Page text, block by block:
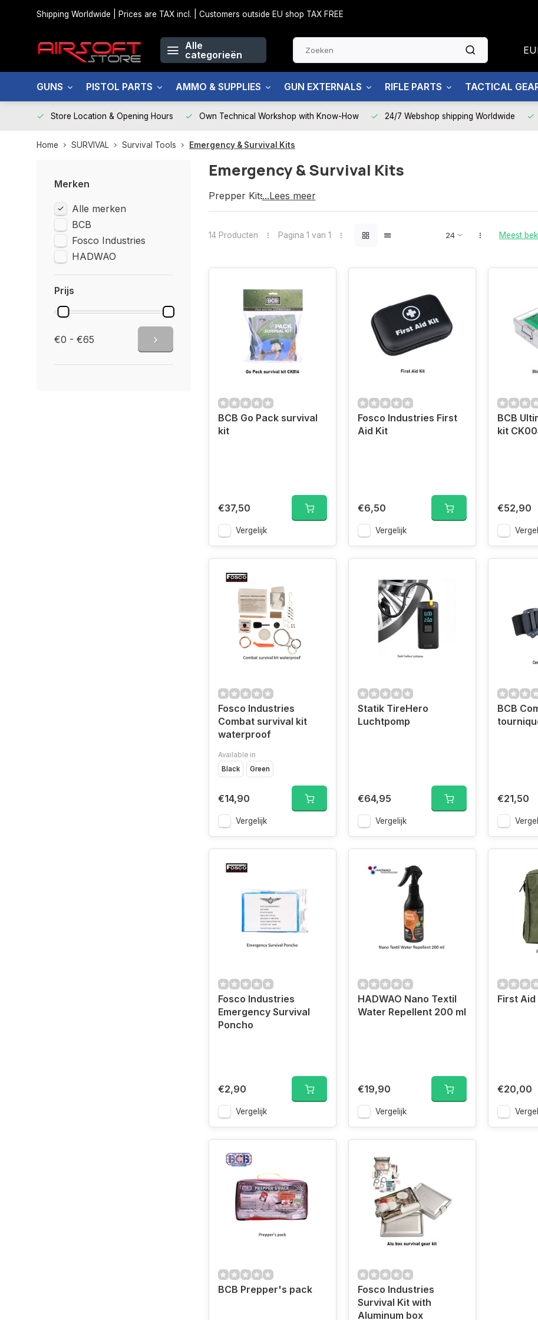
Shipping Worldwide | Prices are TAX incl. | Customers outside EU shop TAX FREE
Alle
categorieën
GUNS PISTOL PARTS AMMO & SUPPLIES GUN EXTERNALS RIFLE PARTS TACTICAL
Store Location & Opening Hours Own Technical Workshop with Know-How 24/7 Webshop shipping Worldwide
Home SURVIVAL Survival Tools Emergency & Survival Kits
Merken
Alle merken
BCB
Fosco Industries
HADWAO
Prijs
€0 - €65
Emergency & Survival Kits
Prepper Kits
Survival Kits
Waterproof survival kits
...Lees meer
14 Producten Pagina 1 van 1 Meest
BCB Go Pack survival
kit
€37,50
Vergelijk
Fosco Industries First
Aid Kit
€6,50
Vergelijk
BCB
kit
€52,90
Fosco Industries
Combat survival kit
waterproof
Available in
Black
Green
€14,90
Vergelijk
Statik TireHero
Luchtpomp
€64,95
Vergelijk
BCB
€21,50
Fosco Industries
Emergency Survival
Poncho
€2,90
Vergelijk
HADWAO Nano Textil
Water Repellent 200 ml
€19,90
Vergelijk
First
€20,00
BCB Prepper's pack
Fosco Industries
Survival Kit with
Aluminum box